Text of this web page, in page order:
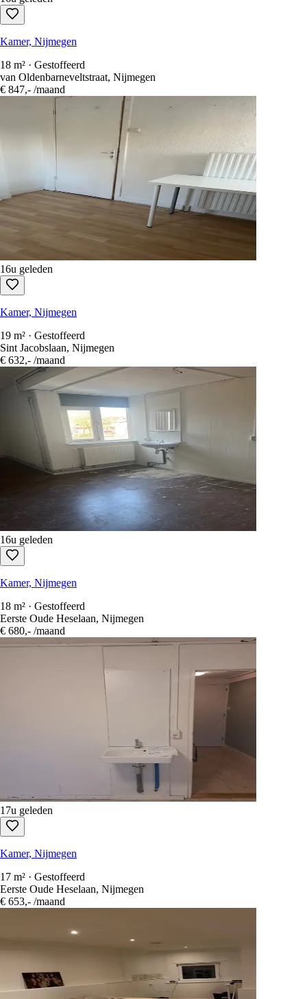
Kamer, Nijmegen
18 m² · Gestoffeerd
van Oldenbarneveltstraat, Nijmegen
€ 847,- /maand
16u geleden
Kamer, Nijmegen
19 m² · Gestoffeerd
Sint Jacobslaan, Nijmegen
€ 632,- /maand
16u geleden
Kamer, Nijmegen
18 m² · Gestoffeerd
Eerste Oude Heselaan, Nijmegen
€ 680,- /maand
17u geleden
Kamer, Nijmegen
17 m² · Gestoffeerd
Eerste Oude Heselaan, Nijmegen
€ 653,- /maand